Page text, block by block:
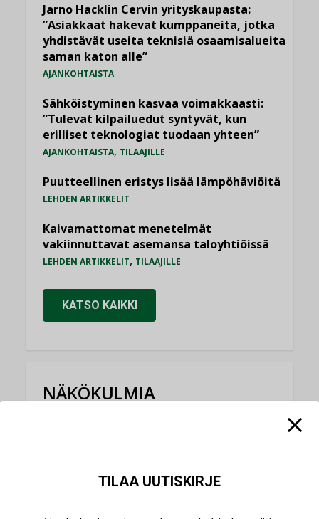
Jarno Hacklin Cervin yrityskaupasta:
”Asiakkaat hakevat kumppaneita, jotka
yhdistävät useita teknisiä osaamisalueita
saman katon alle”
AJANKOHTAISTA
Sähköistyminen kasvaa voimakkaasti:
”Tulevat kilpailuedut syntyvät, kun
erilliset teknologiat tuodaan yhteen”
AJANKOHTAISTA, TILAAJILLE
Puutteellinen eristys lisää lämpöhäviöitä
LEHDEN ARTIKKELIT
Kaivamattomat menetelmät
vakiinnuttavat asemansa taloyhtiöissä
LEHDEN ARTIKKELIT, TILAAJILLE
KATSO KAIKKI
NÄKÖKULMIA
Sähköistäminen säästää euroja
TILAA UUTISKIRJE